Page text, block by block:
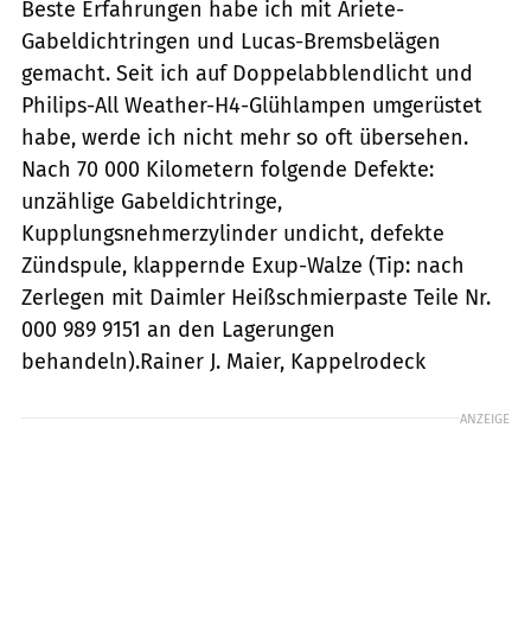
Beste Erfahrungen habe ich mit Ariete-
Gabeldichtringen und Lucas-Bremsbelägen
gemacht. Seit ich auf Doppelabblendlicht und
Philips-All Weather-H4-Glühlampen umgerüstet
habe, werde ich nicht mehr so oft übersehen.
Nach 70 000 Kilometern folgende Defekte:
unzählige Gabeldichtringe,
Kupplungsnehmerzylinder undicht, defekte
Zündspule, klappernde Exup-Walze (Tip: nach
Zerlegen mit Daimler Heißschmierpaste Teile Nr.
000 989 9151 an den Lagerungen
behandeln).Rainer J. Maier, Kappelrodeck
ANZEIGE